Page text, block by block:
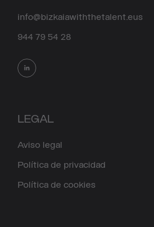
info@bizkaiawiththetalent.eus
944 79 54 28
LEGAL
Aviso legal
Política de privacidad
Política de cookies